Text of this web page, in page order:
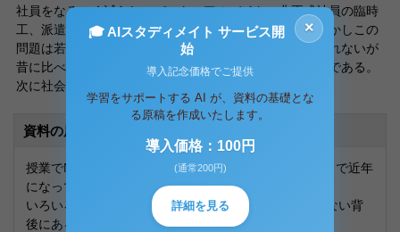
社員をなるべく減らし、パート、アルバイト、非正式社員の臨時
工、派遣社員でコストを埋めようとする体制である。しかしこの
問題は若者の努力次第で克服できる点がまだあるかもしれないが
昔に比べ厳しい雇用の環境に あるのは揺るぎない事実である。
次に社会について考えてみる。
資料の原本内容
授業でNEETについては学んだがなぜNeetがこれほどまで近年
になって増加したのか
いろいろな視点から探ってみた。まず若者が就職できない背
後にあるものは何か考えたとき
×
🎓 AIスタディメイト サービス開
始
導入記念価格でご提供
学習をサポートする AI が、資料の基礎とな
る原稿を作成いたします。
導入価格：100円
(通常200円)
詳細を見る